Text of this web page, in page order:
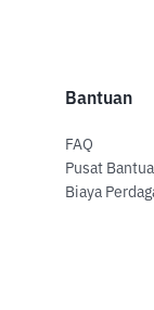
Bantuan
FAQ
Pusat
Biaya